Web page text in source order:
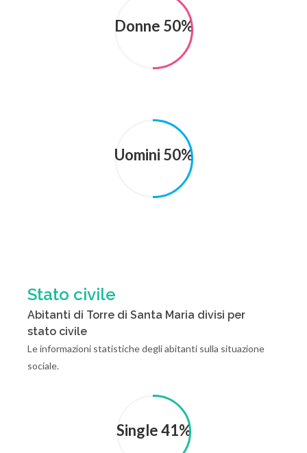
Donne 50%
Uomini 50%
Stato civile
Abitanti di Torre di Santa Maria divisi per
stato civile
Le informazioni statistiche degli abitanti sulla situazione
sociale.
Single 41%